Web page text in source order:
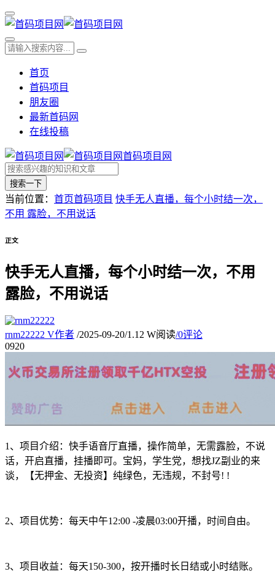
首页
首码项目
朋友圈
最新首码网
在线投稿
首码项目网
搜索一下
当前位置： 首页首码项目 快手无人直播，每个小时结一次，
不用 露脸，不用说话
正文
快手无人直播，每个小时结一次，不用
露脸，不用说话
rnm22222 V作者 /2025-09-20/1.12 W阅读/0评论
0920
1、项目介绍：快手语音厅直播，操作简单，无需露脸，不说
话，开启直播，挂播即可。宝妈，学生党，想找JZ副业的来
谈，【无押金、无投资】纯绿色，无违规，不封号! !
2、项目优势：每天中午12:00 -凌晨03:00开播，时间自由。
3、项目收益：每天150-300，按开播时长日结或小时结账。